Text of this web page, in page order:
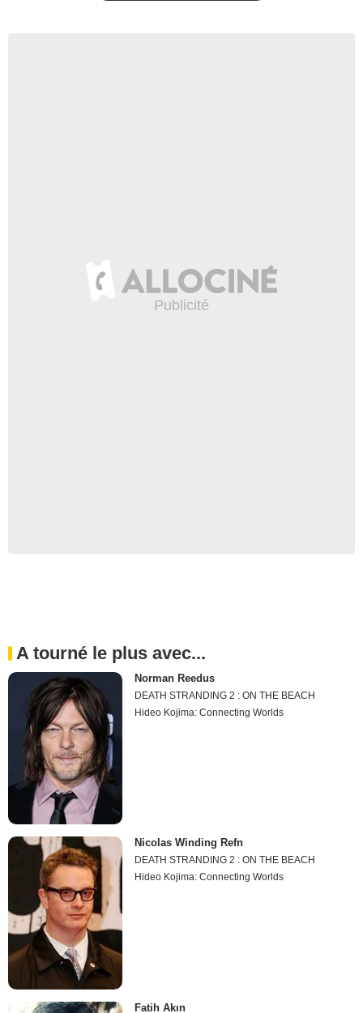
A tourné le plus avec...
Norman Reedus
DEATH STRANDING 2 : ON THE BEACH
Hideo Kojima: Connecting Worlds
Nicolas Winding Refn
DEATH STRANDING 2 : ON THE BEACH
Hideo Kojima: Connecting Worlds
Fatih Akın